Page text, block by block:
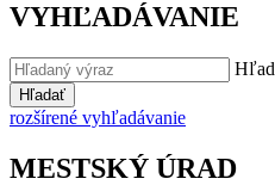
VYHĽADÁVANIE
Hľadať
rozšírené vyhľadávanie
MESTSKÝ ÚRAD